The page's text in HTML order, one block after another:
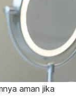
aman jika